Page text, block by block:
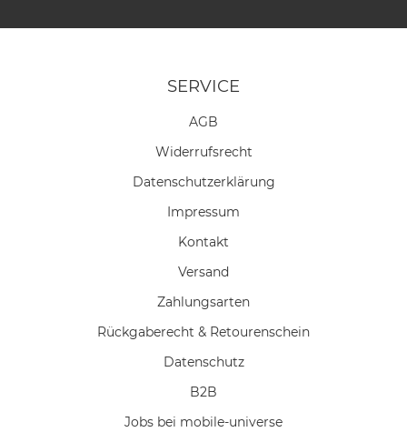
SERVICE
AGB
Widerrufs­recht
Daten­schutz­erklärung
Impressum
Kontakt
Versand
Zahlungsarten
Rückgaberecht & Retourenschein
Datenschutz
B2B
Jobs bei mobile-universe